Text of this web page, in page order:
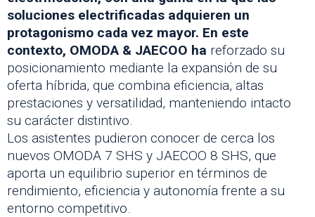
soluciones electrificadas adquieren un
protagonismo cada vez mayor. En este
contexto, OMODA & JAECOO ha reforzado su
posicionamiento mediante la expansión de su
oferta híbrida, que combina eficiencia, altas
prestaciones y versatilidad, manteniendo intacto
su carácter distintivo.
Los asistentes pudieron conocer de cerca los
nuevos OMODA 7 SHS y JAECOO 8 SHS, que
aporta un equilibrio superior en términos de
rendimiento, eficiencia y autonomía frente a su
entorno competitivo.